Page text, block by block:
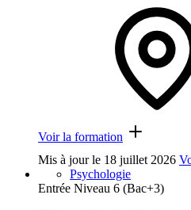
Voir la formation
Mis à jour le 18 juillet 2026
Psychologie
Entrée Niveau 6 (Bac+3)